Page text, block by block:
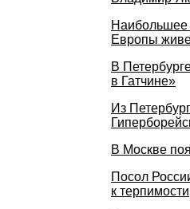
Европы
В
в Гатчине»
Из
В Москве
Посол
к терпимости